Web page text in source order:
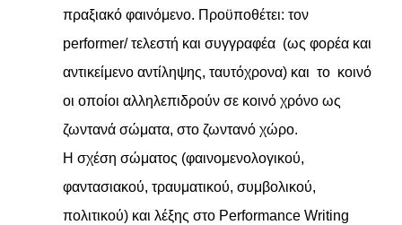
πραξιακό φαινόμενο. Προϋποθέτει: τον
performer/ τελεστή και συγγραφέα (ως φορέα και
αντικείμενο αντίληψης, ταυτόχρονα) και το κοινό
οι οποίοι αλληλεπιδρούν σε κοινό χρόνο ως
ζωντανά σώματα, στο ζωντανό χώρο.
Η σχέση σώματος (φαινομενολογικού,
φαντασιακού, τραυματικού, συμβολικού,
πολιτικού) και λέξης στο Performance Writing